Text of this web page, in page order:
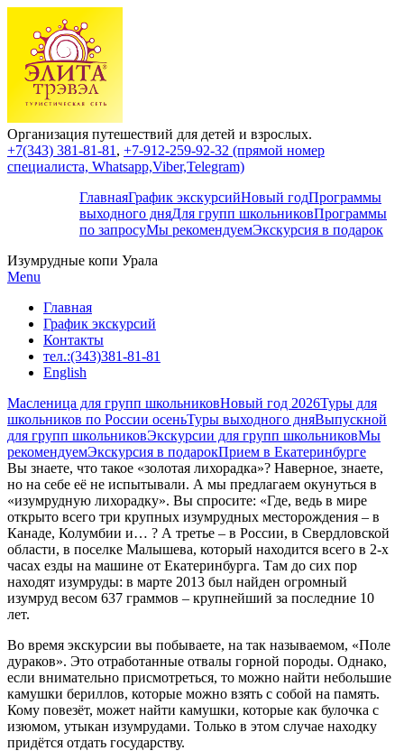
Организация путешествий для детей и взрослых.
+7(343) 381-81-81 , +7-912-259-92-32 (прямой номер
специалиста, Whatsapp,Viber,Telegram)
ГлавнаяГрафик экскурсийНовый годПрограммы
выходного дняДля групп школьниковПрограммы
по запросуМы рекомендуемЭкскурсия в подарок
Изумрудные копи Урала
Menu
Главная
График экскурсий
Контакты
тел.:(343)381-81-81
English
Масленица для групп школьниковНовый год 2026Туры для
школьников по России осеньТуры выходного дняВыпускной
для групп школьниковЭкскурсии для групп школьниковМы
рекомендуемЭкскурсия в подарокПрием в Екатеринбурге
Вы знаете, что такое «золотая лихорадка»? Наверное, знаете,
но на себе её не испытывали. А мы предлагаем окунуться в
«изумрудную лихорадку». Вы спросите: «Где, ведь в мире
открыто всего три крупных изумрудных месторождения – в
Канаде, Колумбии и… ? А третье – в России, в Свердловской
области, в поселке Малышева, который находится всего в 2-х
часах езды на машине от Екатеринбурга. Там до сих пор
находят изумруды: в марте 2013 был найден огромный
изумруд весом 637 граммов – крупнейший за последние 10
лет.
Во время экскурсии вы побываете, на так называемом, «Поле
дураков». Это отработанные отвалы горной породы. Однако,
если внимательно присмотреться, то можно найти небольшие
камушки бериллов, которые можно взять с собой на память.
Кому повезёт, может найти камушки, которые как булочка с
изюмом, утыкан изумрудами. Только в этом случае находку
придётся отдать государству.